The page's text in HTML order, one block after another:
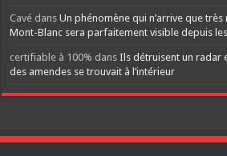
Cavé dansUn phénomène qui n’arrive que
Mont-Blanc sera parfaitement visible depuis
certifiable à 100% dansIls détruisent un radar
des amendes se trouvait à l’intérieur